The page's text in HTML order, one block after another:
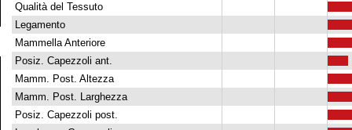
Qualità del Tessuto
Legamento
Mammella Anteriore
Posiz. Capezzoli ant.
Mamm. Post. Altezza
Mamm. Post. Larghezza
Posiz. Capezzoli post.